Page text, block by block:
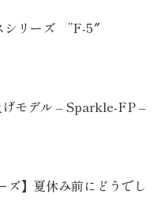
シリーズ ”F-5″
モデル – Sparkle-FP –
ズ】夏休み前にどうでし